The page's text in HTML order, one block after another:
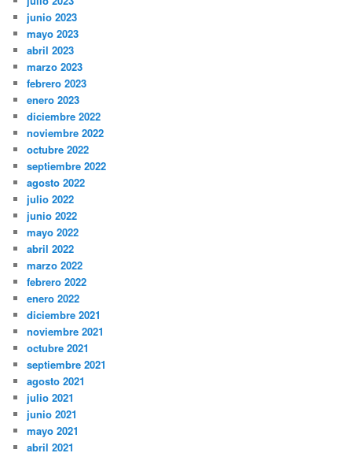
junio 2023
mayo 2023
abril 2023
marzo 2023
febrero 2023
enero 2023
diciembre 2022
noviembre 2022
octubre 2022
septiembre 2022
agosto 2022
julio 2022
junio 2022
mayo 2022
abril 2022
marzo 2022
febrero 2022
enero 2022
diciembre 2021
noviembre 2021
octubre 2021
septiembre 2021
agosto 2021
julio 2021
junio 2021
mayo 2021
abril 2021